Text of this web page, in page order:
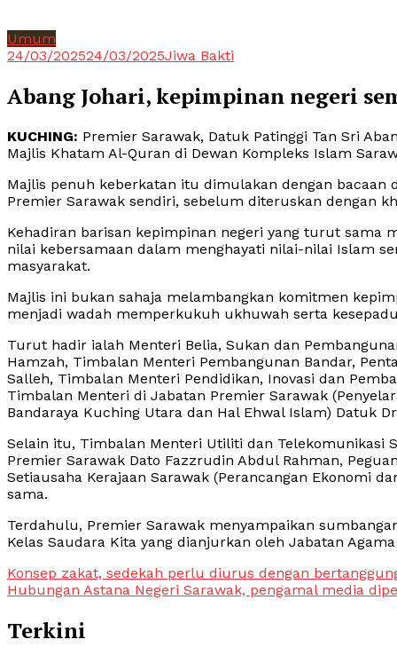
Umum
24/03/202524/03/2025Jiwa Bakti
Abang Johari, kepimpinan negeri
KUCHING: Premier Sarawak, Datuk Patinggi Tan Sri
Majlis Khatam Al-Quran di Dewan Kompleks Islam
Majlis penuh keberkatan itu dimulakan dengan bacaan
Premier Sarawak sendiri, sebelum diteruskan dengan
Kehadiran barisan kepimpinan negeri yang turut sama
nilai kebersamaan dalam menghayati nilai-nilai Islam
masyarakat.
Majlis ini bukan sahaja melambangkan komitmen
menjadi wadah memperkukuh ukhuwah serta
Turut hadir ialah Menteri Belia, Sukan dan
Hamzah, Timbalan Menteri Pembangunan Bandar,
Salleh, Timbalan Menteri Pendidikan, Inovasi dan
Timbalan Menteri di Jabatan Premier Sarawak
Bandaraya Kuching Utara dan Hal Ehwal Islam) Datuk
Selain itu, Timbalan Menteri Utiliti dan Telekomunikasi
Premier Sarawak Dato Fazzrudin Abdul Rahman,
Setiausaha Kerajaan Sarawak (Perancangan Ekonomi
sama.
Terdahulu, Premier Sarawak menyampaikan
Kelas Saudara Kita yang dianjurkan oleh Jabatan
Post
navigation
Konsep zakat, sedekah perlu diurus dengan
Hubungan Astana Negeri Sarawak, pengamal media
Terkini